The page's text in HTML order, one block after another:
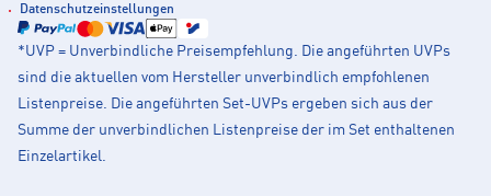
Datenschutzeinstellungen
*UVP = Unverbindliche Preisempfehlung. Die angeführten UVPs
sind die aktuellen vom Hersteller unverbindlich empfohlenen
Listenpreise. Die angeführten Set-UVPs ergeben sich aus der
Summe der unverbindlichen Listenpreise der im Set enthaltenen
Einzelartikel.